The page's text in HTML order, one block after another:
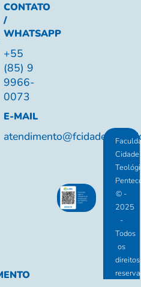
CONTATO
/
WHATSAPP
+55
(85) 9
9966-
0073
E-MAIL
Cidade
© -
2025
-
Todos
os
direitos